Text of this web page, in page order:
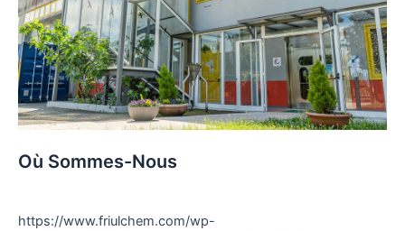
Où Sommes-Nous
https://www.friulchem.com/wp-